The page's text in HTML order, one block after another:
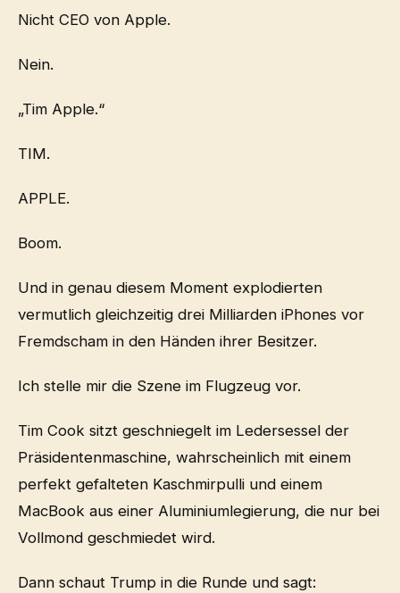
Nicht CEO von Apple.
Nein.
„Tim Apple.“
TIM.
APPLE.
Boom.
Und in genau diesem Moment explodierten
vermutlich gleichzeitig drei Milliarden iPhones vor
Fremdscham in den Händen ihrer Besitzer.
Ich stelle mir die Szene im Flugzeug vor.
Tim Cook sitzt geschniegelt im Ledersessel der
Präsidentenmaschine, wahrscheinlich mit einem
perfekt gefalteten Kaschmirpulli und einem
MacBook aus einer Aluminiumlegierung, die nur bei
Vollmond geschmiedet wird.
Dann schaut Trump in die Runde und sagt: